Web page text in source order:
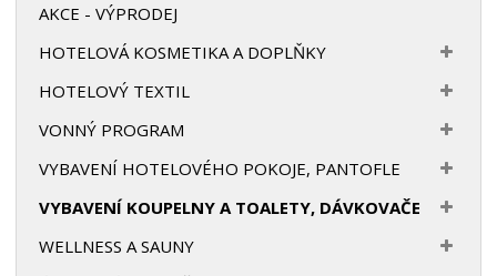
AKCE - VÝPRODEJ
HOTELOVÁ KOSMETIKA A DOPLŇKY
HOTELOVÝ TEXTIL
VONNÝ PROGRAM
VYBAVENÍ HOTELOVÉHO POKOJE, PANTOFLE
VYBAVENÍ KOUPELNY A TOALETY, DÁVKOVAČE
WELLNESS A SAUNY